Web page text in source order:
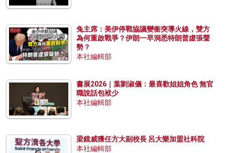
兔主席：美伊停戰協議變衝突導火線，雙方
為何重啟戰爭？伊朗一早洞悉特朗普虛張聲
勢？
本社編輯部
書展2026｜葉劉淑儀：最喜歡姐姐角色 無官
職說話包袱少
本社編輯部
梁鏡威獲任方大副校長 呂大樂加盟社科院
本社編輯部